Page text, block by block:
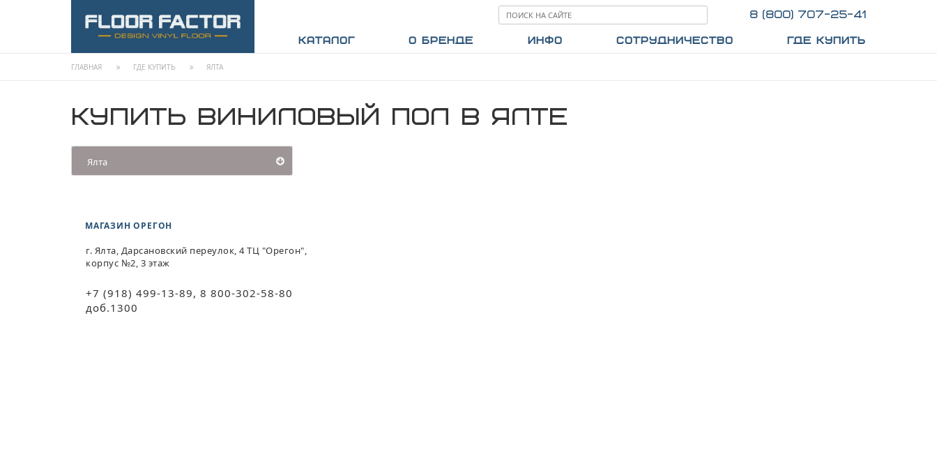
8 (800) 707-25-41
КАТАЛОГ О БРЕНДЕ ИНФО СОТРУДНИЧЕСТВО ГДЕ КУПИТЬ
ГЛАВНАЯ ГДЕ КУПИТЬ ЯЛТА
КУПИТЬ ВИНИЛОВЫЙ ПОЛ В ЯЛТЕ
Ялта
МАГАЗИН ОРЕГОН
г. Ялта, Дарсановский переулок, 4 ТЦ "Орегон",
корпус №2, 3 этаж
+7 (918) 499-13-89, 8 800-302-58-80
доб.1300